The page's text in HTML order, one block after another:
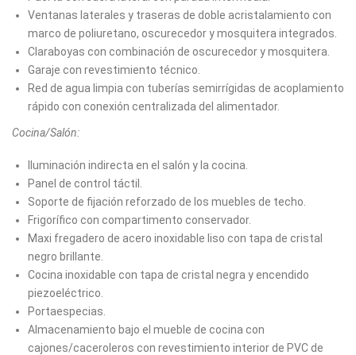
Ventanas laterales y traseras de doble acristalamiento con
marco de poliuretano, oscurecedor y mosquitera integrados.
Claraboyas con combinación de oscurecedor y mosquitera.
Garaje con revestimiento técnico.
Red de agua limpia con tuberías semirrígidas de acoplamiento
rápido con conexión centralizada del alimentador.
Cocina/Salón:
Iluminación indirecta en el salón y la cocina.
Panel de control táctil.
Soporte de fijación reforzado de los muebles de techo.
Frigorífico con compartimento conservador.
Maxi fregadero de acero inoxidable liso con tapa de cristal
negro brillante.
Cocina inoxidable con tapa de cristal negra y encendido
piezoeléctrico.
Portaespecias.
Almacenamiento bajo el mueble de cocina con
cajones/caceroleros con revestimiento interior de PVC de